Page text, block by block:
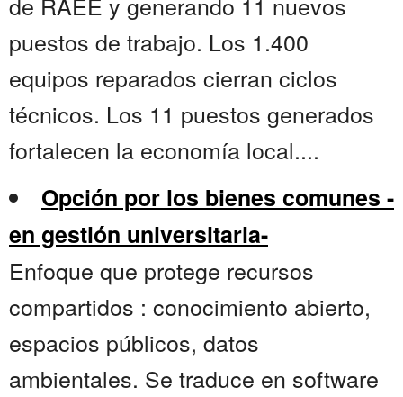
puestos de trabajo. Los 1.400
equipos reparados cierran ciclos
técnicos. Los 11 puestos generados
fortalecen la economía local....
Opción por los bienes comunes -
en gestión universitaria-
Enfoque que protege recursos
compartidos : conocimiento abierto,
espacios públicos, datos
ambientales. Se traduce en software